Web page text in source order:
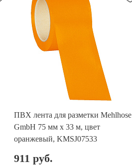
ПВХ лента для разметки Mehlhose
GmbH 75 мм х 33 м, цвет
оранжевый, KMSJ07533
911 руб.